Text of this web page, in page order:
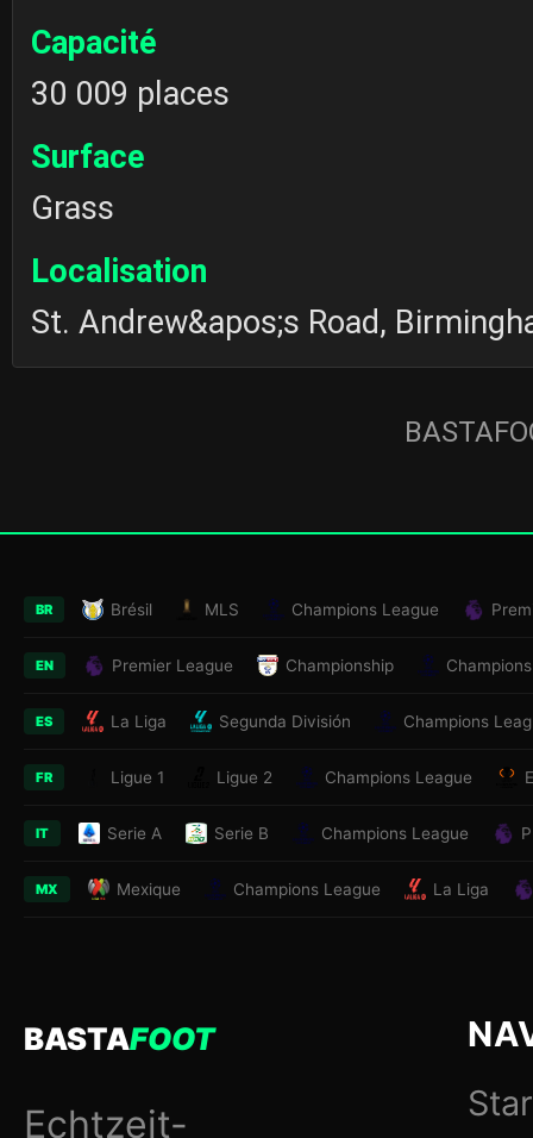
Capacité
30 009 places
Surface
Grass
Localisation
St. Andrew&apos;s Road,
BR Brésil MLS Champions League
EN Premier League Championship
ES La Liga Segunda División Champions
FR Ligue 1 Ligue 2 Champions League
IT Serie A Serie B Champions League
MX Mexique Champions League La Liga
BASTAFOOT
Echtzeit-